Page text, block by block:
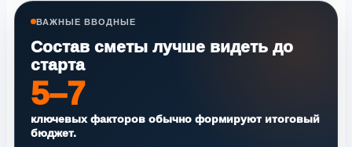
ВАЖНЫЕ ВВОДНЫЕ
Состав сметы лучше видеть до
старта
5–7
ключевых факторов обычно формируют итоговый
бюджет.